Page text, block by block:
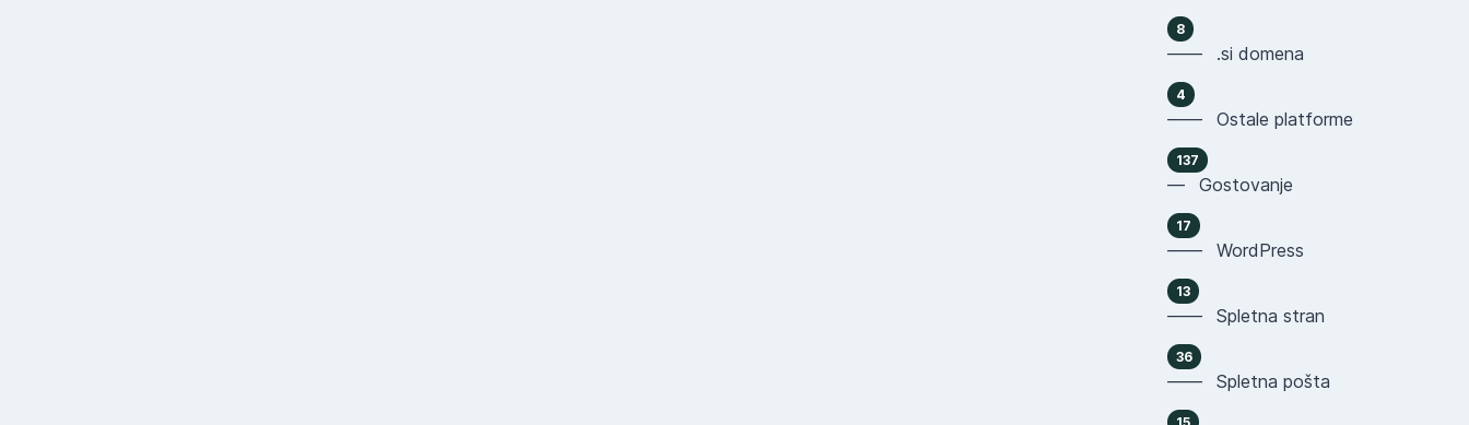
8
—— .si domena
4
—— Ostale platforme
137
— Gostovanje
17
—— WordPress
13
—— Spletna stran
36
—— Spletna pošta